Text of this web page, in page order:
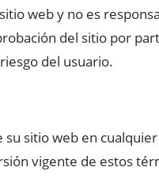
web y no es
del sitio por
del usuario.
sitio web en
vigente de estos